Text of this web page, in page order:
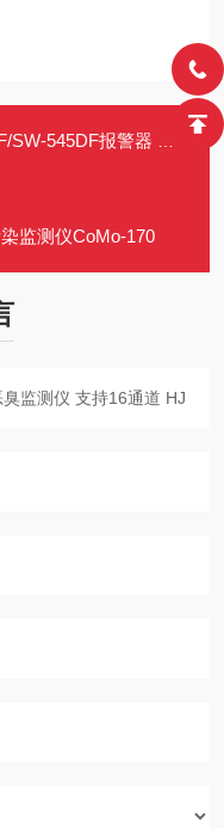
报警器 可燃气体监测仪
监测仪CoMo-170